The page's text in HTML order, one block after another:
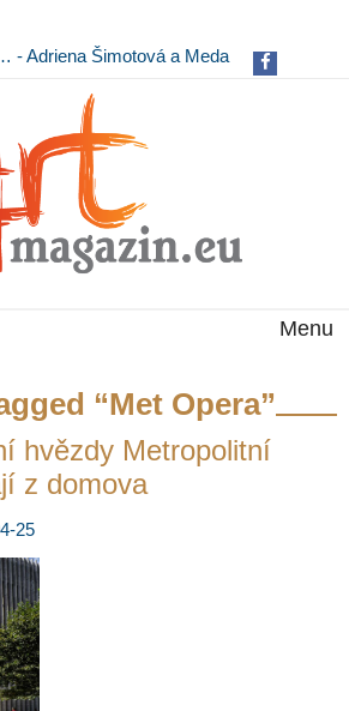
- Adriena Šimotová a Meda
Menu
“Met Opera”
hvězdy Metropolitní
z domova
25